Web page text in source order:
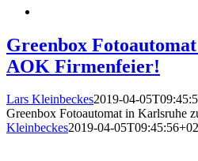
Greenbox
AOK Firmenfeier!
Lars Kleinbeckes2019-04-
Greenbox Fotoautomat in Karlsruhe
Kleinbeckes2019-04-